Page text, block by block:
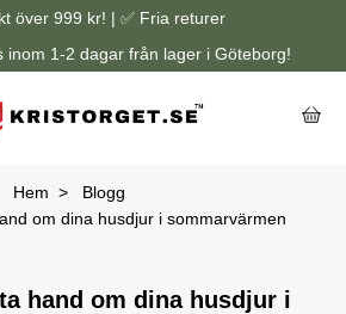
över 999 kr! | ✅ Fria returer
inom 1-2 dagar från lager i Göteborg!
Hem
Blogg
om dina husdjur i sommarvärmen
hand om dina husdjur i